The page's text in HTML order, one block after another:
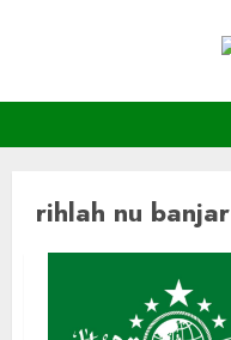
rihlah nu banjar